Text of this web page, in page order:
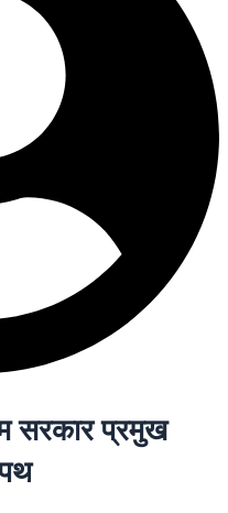
सरकार प्रमुख